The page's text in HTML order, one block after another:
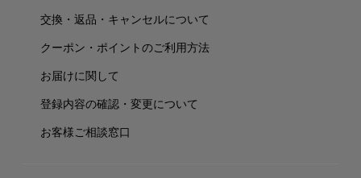
交換・返品・キャンセルについて
クーポン・ポイントのご利用方法
お届けに関して
登録内容の確認・変更について
お客様ご相談窓口